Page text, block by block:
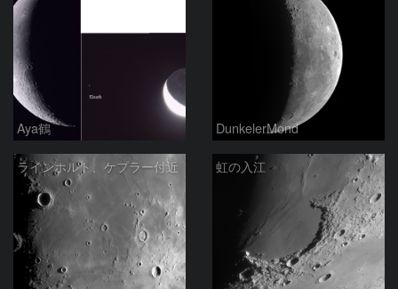
Aya鶴 DunkelerMond
ラインホルト、ケプラー付近 虹の入江